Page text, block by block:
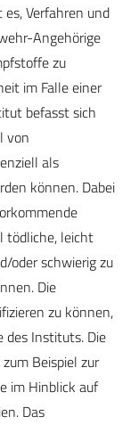
Verfahren und
Angehörige
zu
im Falle einer
befasst sich
von
als
können. Dabei
tödliche, leicht
oder schwierig zu
Die
zu können,
des Instituts. Die
Beispiel zur
im Hinblick auf
Das